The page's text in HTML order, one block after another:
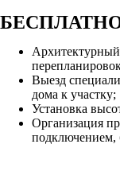
Выезд
дома к участку;
Установка
Организация
подключением,